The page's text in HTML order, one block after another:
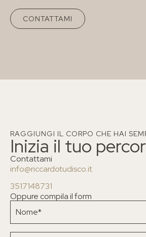
CONTATTAMI
RAGGIUNGI IL CORPO CHE HAI
Inizia il tuo
Contattami
info@riccardotudisco.it
3517148731
Oppure compila il form